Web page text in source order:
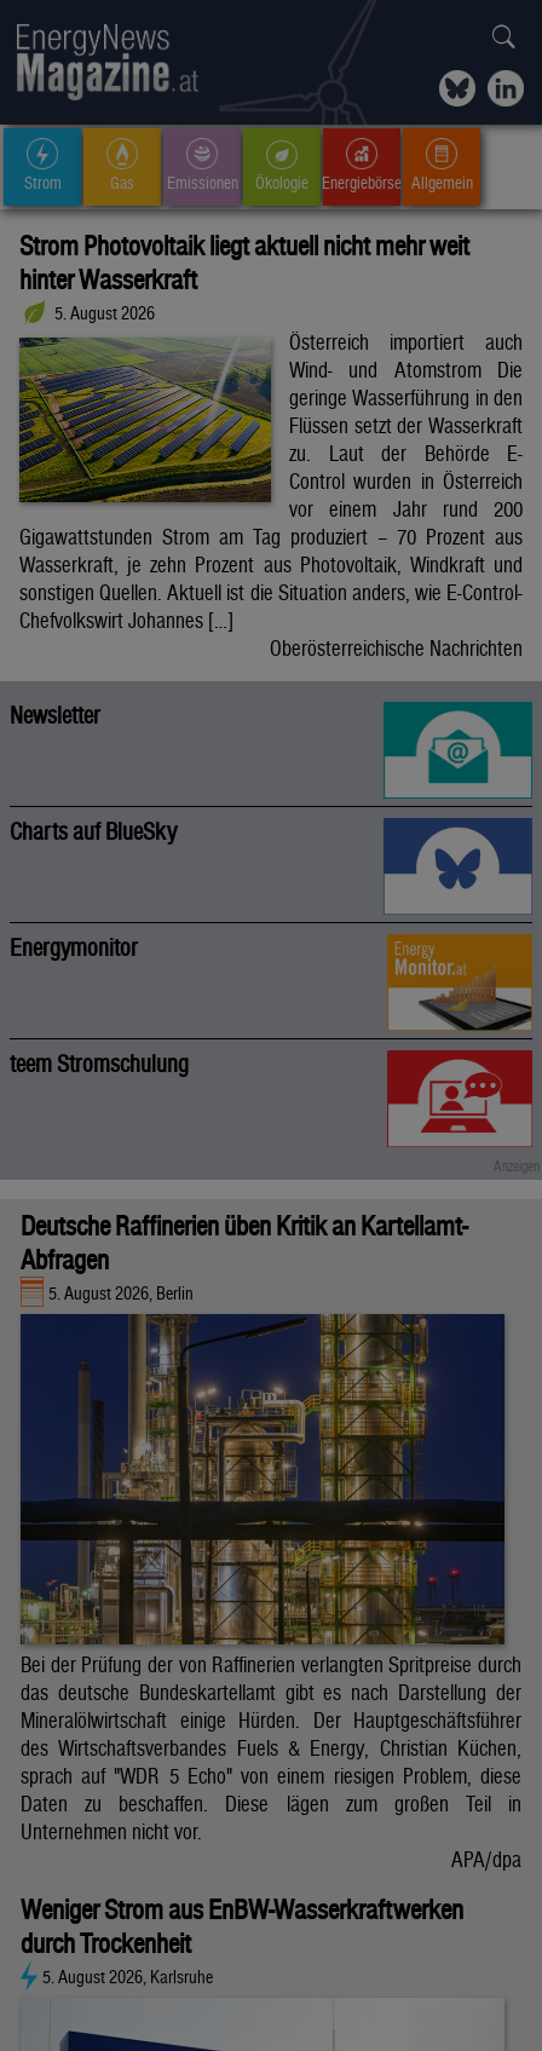
Strom Gas Emissionen Ökologie Energiebörse Allgemein
Strom Photovoltaik liegt aktuell nicht mehr weit
hinter Wasserkraft
5. August 2026
Österreich importiert auch
Wind- und Atomstrom Die
geringe Wasserführung in den
Flüssen setzt der Wasserkraft
zu. Laut der Behörde E-
Control wurden in Österreich
vor einem Jahr rund 200
Gigawattstunden Strom am Tag produziert – 70 Prozent aus
Wasserkraft, je zehn Prozent aus Photovoltaik, Windkraft und
sonstigen Quellen. Aktuell ist die Situation anders, wie E-Control-
Chefvolkswirt Johannes […]
Oberösterreichische Nachrichten
Newsletter
Charts auf BlueSky
Energymonitor
teem Stromschulung
Deutsche Raffinerien üben Kritik an Kartellamt-
Abfragen
5. August 2026, Berlin
Bei der Prüfung der von Raffinerien verlangten Spritpreise durch
das deutsche Bundeskartellamt gibt es nach Darstellung der
Mineralölwirtschaft einige Hürden. Der Hauptgeschäftsführer
des Wirtschaftsverbandes Fuels & Energy, Christian Küchen,
sprach auf "WDR 5 Echo" von einem riesigen Problem, diese
Daten zu beschaffen. Diese lägen zum großen Teil in
Unternehmen nicht vor.
APA/dpa
Weniger Strom aus EnBW-Wasserkraftwerken
durch Trockenheit
5. August 2026, Karlsruhe